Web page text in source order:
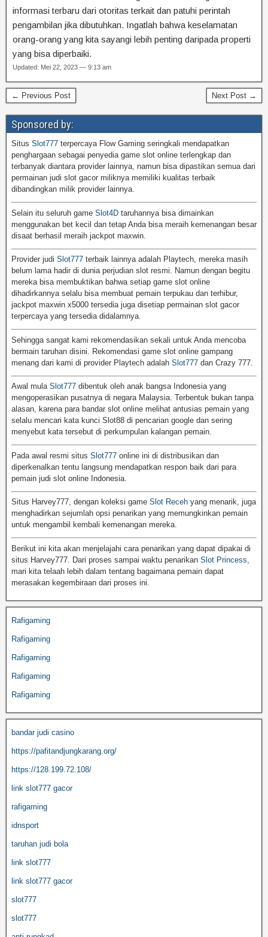
informasi terbaru dari otoritas terkait dan patuhi perintah
pengambilan jika dibutuhkan. Ingatlah bahwa keselamatan
orang-orang yang kita sayangi lebih penting daripada properti
yang bisa diperbaiki.
Updated: Mei 22, 2023 — 9:13 am
← Previous Post Next Post →
Sponsored by:
Situs Slot777 terpercaya Flow Gaming seringkali mendapatkan
penghargaan sebagai penyedia game slot online terlengkap dan
terbanyak diantara provider lainnya, namun bisa dipastikan semua dari
permainan judi slot gacor miliknya memiliki kualitas terbaik
dibandingkan milik provider lainnya.
Selain itu seluruh game Slot4D taruhannya bisa dimainkan
menggunakan bet kecil dan tetap Anda bisa meraih kemenangan besar
disaat berhasil meraih jackpot maxwin.
Provider judi Slot777 terbaik lainnya adalah Playtech, mereka masih
belum lama hadir di dunia perjudian slot resmi. Namun dengan begitu
mereka bisa membuktikan bahwa setiap game slot online
dihadirkannya selalu bisa membuat pemain terpukau dan terhibur,
jackpot maxwin x5000 tersedia juga disetiap permainan slot gacor
terpercaya yang tersedia didalamnya.
Sehingga sangat kami rekomendasikan sekali untuk Anda mencoba
bermain taruhan disini. Rekomendasi game slot online gampang
menang dari kami di provider Playtech adalah Slot777 dan Crazy 777.
Awal mula Slot777 dibentuk oleh anak bangsa Indonesia yang
mengoperasikan pusatnya di negara Malaysia. Terbentuk bukan tanpa
alasan, karena para bandar slot online melihat antusias pemain yang
selalu mencari kata kunci Slot88 di pencarian google dan sering
menyebut kata tersebut di perkumpulan kalangan pemain.
Pada awal resmi situs Slot777 online ini di distribusikan dan
diperkenalkan tentu langsung mendapatkan respon baik dari para
pemain judi slot online Indonesia.
Situs Harvey777, dengan koleksi game Slot Receh yang menarik, juga
menghadirkan sejumlah opsi penarikan yang memungkinkan pemain
untuk mengambil kembali kemenangan mereka.
Berikut ini kita akan menjelajahi cara penarikan yang dapat dipakai di
situs Harvey777. Dari proses sampai waktu penarikan Slot Princess
mari kita telaah lebih dalam tentang bagaimana pemain dapat
merasakan kegembiraan dari proses ini.
Rafigaming
Rafigaming
Rafigaming
Rafigaming
Rafigaming
bandar judi casino
https://pafitandjungkarang.org/
https://128.199.72.108/
link slot777 gacor
rafigaming
idnsport
taruhan judi bola
link slot777
link slot777 gacor
slot777
slot777